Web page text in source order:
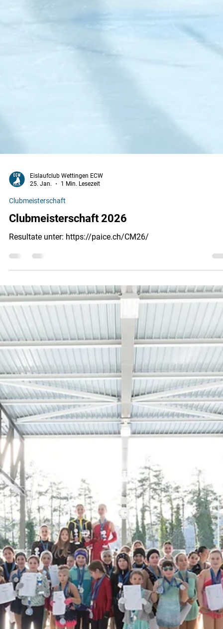
25. Jan.
1 Min. Lesezeit
Clubmeisterschaft
Clubmeisterschaft 2026
Resultate unter: https://paice.ch/CM26/